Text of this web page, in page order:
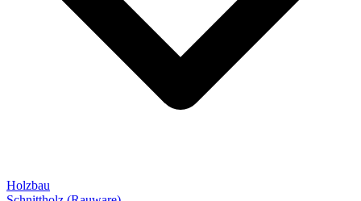
Holzbau